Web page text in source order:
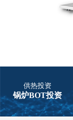
供热投资
锅炉BOT投资